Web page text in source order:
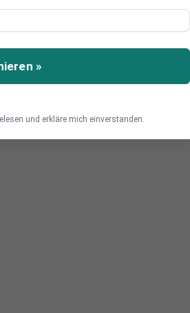
sagte
»
und erkläre mich einverstanden.